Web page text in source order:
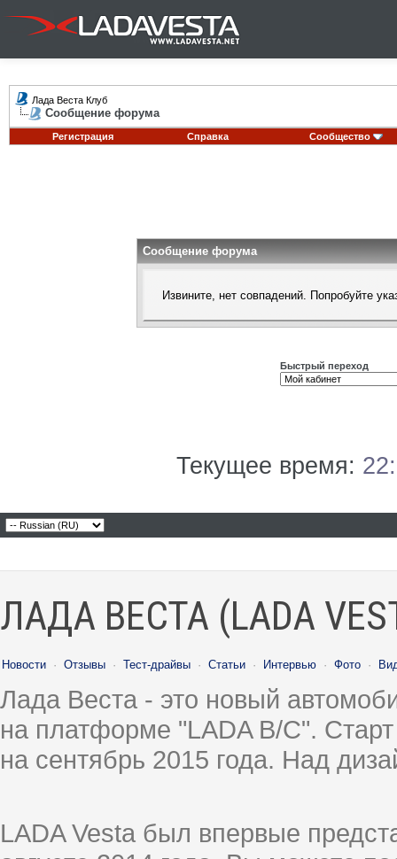
Лада Веста Клуб
Сообщение форума
Регистрация Справка Сообщество
Сообщение форума
Извините, нет совпадений. Попробуйте
Быстрый переход
Текущее время:
ЛАДА ВЕСТА (LADA
Новости · Отзывы · Тест-драйвы · Статьи · Интервью · Фото ·
Лада Веста - это новый
на платформе "LADA B/C".
на сентябрь 2015 года. Над
LADA Vesta был впервые